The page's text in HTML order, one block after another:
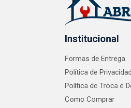
Institucional
Formas de Entrega
Política de
Política de Troca e
Como Comprar